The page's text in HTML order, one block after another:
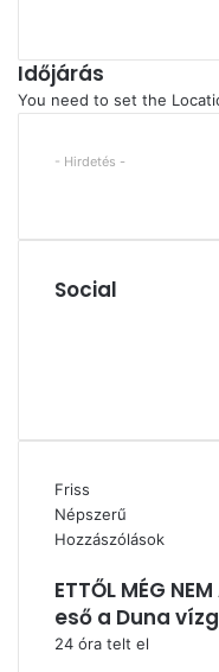
Időjárás
You need to set the
- Hirdetés -
Social
Friss
Népszerű
Hozzászólások
ETTŐL MÉG
eső a Duna
24 óra telt el